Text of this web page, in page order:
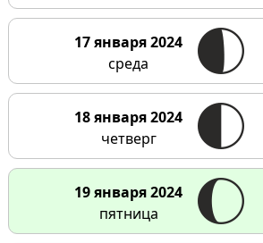
17 января 2024
среда
18 января 2024
четверг
19 января 2024
пятница